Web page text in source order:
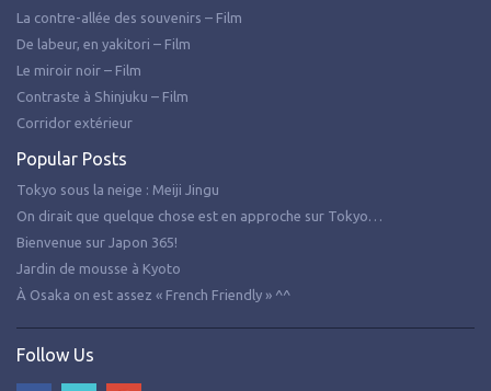
La contre-allée des souvenirs – Film
De labeur, en yakitori – Film
Le miroir noir – Film
Contraste à Shinjuku – Film
Corridor extérieur
Popular Posts
Tokyo sous la neige : Meiji Jingu
On dirait que quelque chose est en approche sur Tokyo…
Bienvenue sur Japon 365!
Jardin de mousse à Kyoto
À Osaka on est assez « French Friendly » ^^
Follow Us